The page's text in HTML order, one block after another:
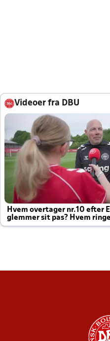
Videoer fra DBU
Hvem overtager nr.10 efter
glemmer sit pas? Hvem
altid til efter kampe?